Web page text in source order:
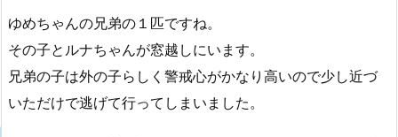
ゆめちゃんの兄弟の１匹ですね。
その子とルナちゃんが窓越しにいます。
兄弟の子は外の子らしく警戒心がかなり高いので少し近づ
いただけで逃げて行ってしまいました。